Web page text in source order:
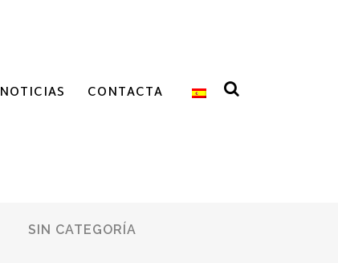
NOTICIAS CONTACTA
SIN CATEGORÍA